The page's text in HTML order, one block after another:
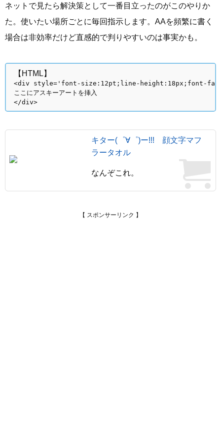
ネットで見たら解決策として一番目立ったのがこのやりか
た。使いたい場所ごとに毎回指示します。AAを頻繁に書く
場合は非効率だけど直感的で判りやすいのは事実かも。
【HTML】
<div style='font-size:12pt;line-height:18px;font-family:
ここにアスキーアートを挿入
</div>
キター(゜∀゜)ー!!! 顔文字マフ
ラータオル
なんぞこれ。